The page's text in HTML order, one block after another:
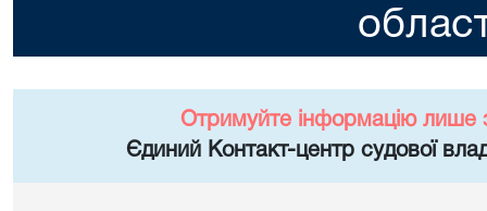
Отримуйте інформацію лише
Єдиний Контакт-центр судової